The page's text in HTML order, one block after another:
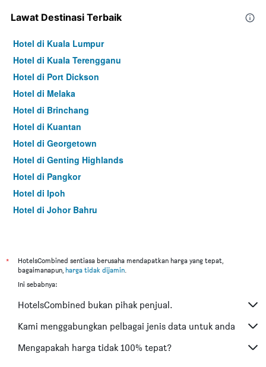
Lawat Destinasi Terbaik
Hotel di Kuala Lumpur
Hotel di Kuala Terengganu
Hotel di Port Dickson
Hotel di Melaka
Hotel di Brinchang
Hotel di Kuantan
Hotel di Georgetown
Hotel di Genting Highlands
Hotel di Pangkor
Hotel di Ipoh
Hotel di Johor Bahru
Hotel di Kuching
Hotel di Tokyo
Hotel di Bangkok
Hotel di Putrajaya
Hotel di Shah Alam
*
HotelsCombined sentiasa berusaha mendapatkan harga yang tepat,
bagaimanapun, harga tidak dijamin.
Ini sebabnya:
HotelsCombined bukan pihak penjual.
Kami menggabungkan pelbagai jenis data untuk anda
Mengapakah harga tidak 100% tepat?